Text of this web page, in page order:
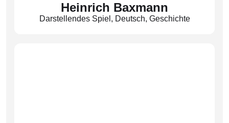
Heinrich Baxmann
Darstellendes Spiel , Deutsch, Geschichte